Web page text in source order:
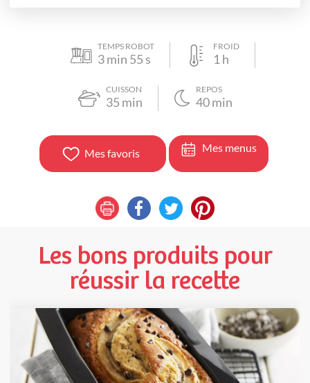
TEMPS ROBOT
3min 55 s
FROID
1 h
CUISSON
35 min
REPOS
40min
Mes favoris Mes menus
Les bons produits pour
réussir la recette